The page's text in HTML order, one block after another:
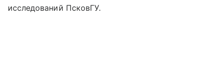
исследований ПсковГУ.